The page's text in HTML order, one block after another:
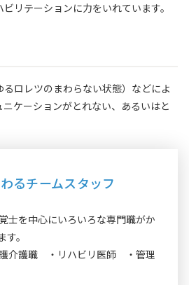
リテーションに力をいれています。
ロレツのまわらない状態）などによ
ケーションがとれない、あるいはと
るチームスタッフ
士を中心にいろいろな専門職がか
。
介護職 ・リハビリ医師 ・管理